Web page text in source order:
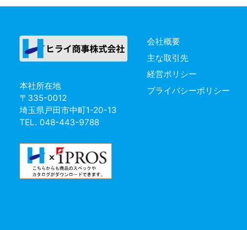
本社所在地
〒335-0012
埼玉県戸田市中町1-20-13
TEL. 048-443-9788
会社概要
主な取引先
経営ポリシー
プライバシーポリシー